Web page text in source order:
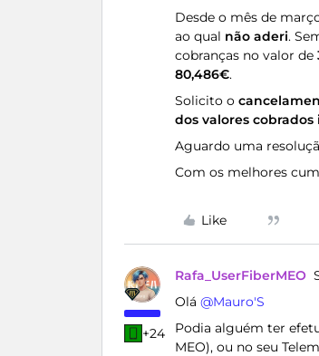
Desde o mês de
ao qual não aderi.
cobranças no valor de
80,486€.
Solicito o
dos valores
Aguardo uma
Com os melhores
Like
+24
Rafa_UserFiberMEO
Olá ​ @Mauro'S
Podia alguém ter
MEO), ou no seu